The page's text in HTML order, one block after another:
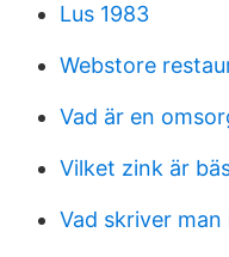
Lus 1983
Webstore
Vad är en
Vilket zink är
Vad skriver